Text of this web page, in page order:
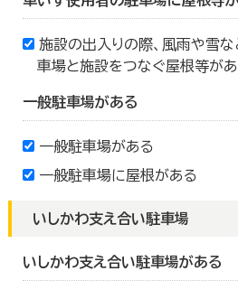
施設の出入りの際、風雨や雪
車場と施設をつなぐ屋根等が
一般駐車場がある
一般駐車場がある
一般駐車場に屋根がある
いしかわ支え合い駐車場
いしかわ支え合い駐車場がある